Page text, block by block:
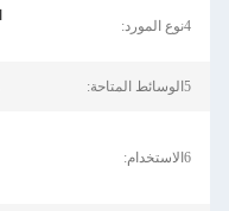
4نوع المورد:
5الوسائط المتاحة:
6الاستخدام: